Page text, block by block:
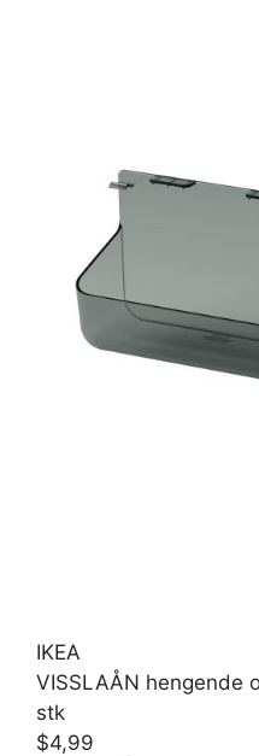
IKEA
VISSLAÅN hengende
stk
$4,99